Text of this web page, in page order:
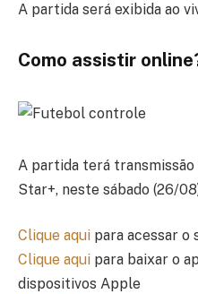
A partida será exibida ao
Como assistir
A partida terá
Star+, neste sábado (26/
Clique aqui para acessar o
Clique aqui para baixar o
dispositivos Apple